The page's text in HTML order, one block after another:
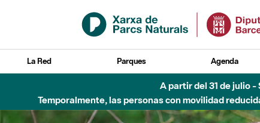
Saltar al contenido principal
La Red Parques Agenda
A partir del 31 de julio
Temporalmente, las personas con movilidad